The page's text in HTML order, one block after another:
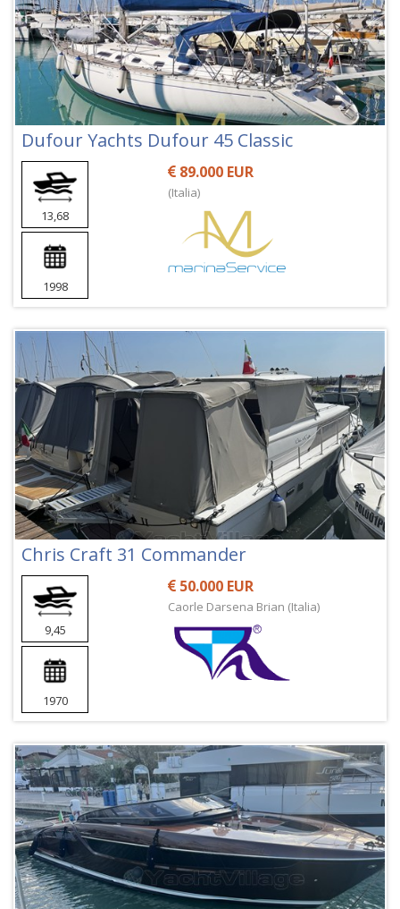
Dufour Yachts Dufour 45 Classic
13,68
1998
89.000 EUR
(Italia)
Chris Craft 31 Commander
9,45
1970
50.000 EUR
Caorle Darsena Brian (Italia)